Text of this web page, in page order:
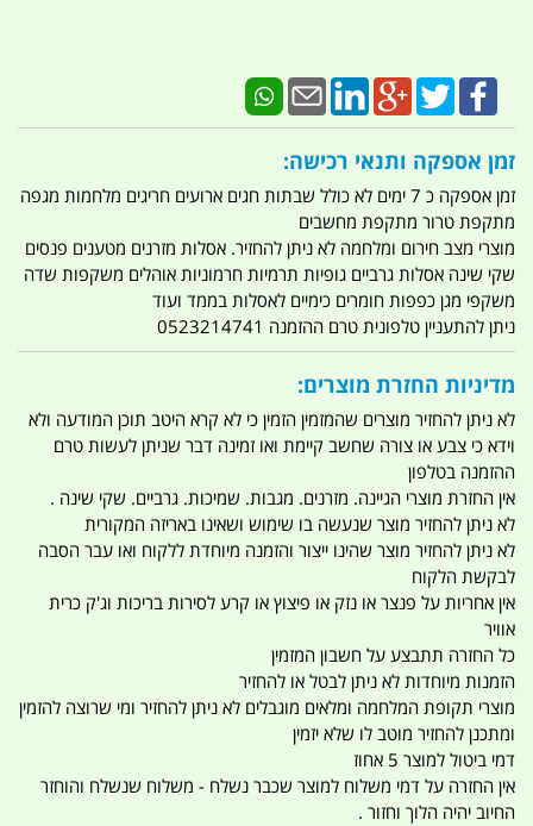
זמן אספקה ותנאי רכישה:
זמן אספקה כ 7 ימים לא כולל שבתות חגים ארועים חריגים מלחמות מגפה
מתקפת טרור מתקפת מחשבים
מוצרי מצב חירום ומלחמה לא ניתן להחזיר. אסלות מזרנים מטענים פנסים
שקי שינה אסלות גרביים גופיות תרמיות חרמוניות אוהלים משקפות שדה
משקפי מגן כפפות חומרים כימיים לאסלות בממד ועוד
ניתן להתעניין טלפונית טרם ההזמנה 0523214741
מדיניות החזרת מוצרים:
לא ניתן להחזיר מוצרים שהמזמין הזמין כי לא קרא היטב תוכן המודעה ולא
וידא כי צבע או צורה שחשב קיימת ואו זמינה דבר שניתן לעשות טרם
ההזמנה בטלפון
אין החזרת מוצרי הגיינה. מזרנים. מגבות. שמיכות. גרביים. שקי שינה .
לא ניתן להחזיר מוצר שנעשה בו שימוש ושאינו באריזה המקורית
לא ניתן להחזיר מוצר שהינו ייצור והזמנה מיוחדת ללקוח ואו עבר הסבה
לבקשת הלקוח
אין אחריות על פנצר או נזק או פיצוץ או קרע לסירות בריכות וג'ק כרית
אוויר
כל החזרה תתבצע על חשבון המזמין
הזמנות מיוחדות לא ניתן לבטל או להחזיר
מוצרי תקופת המלחמה ומלאים מוגבלים לא ניתן להחזיר ומי שרוצה להזמין
ומתכנן להחזיר מוטב לו שלא יזמין
דמי ביטול למוצר 5 אחוז
אין החזרה על דמי משלוח למוצר שכבר נשלח - משלוח שנשלח והוחזר
החיוב יהיה הלוך וחזור .